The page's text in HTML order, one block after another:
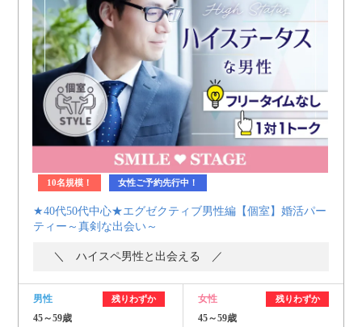
10名規模！ 女性ご予約先行中！
★40代50代中心★エグゼクティブ男性編【個室】婚活パー
ティー～真剣な出会い～
＼ ハイスペ男性と出会える ／
男性 残りわずか
45～59歳
女性 残りわずか
45～59歳